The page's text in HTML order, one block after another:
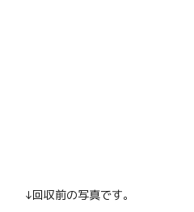
↓回収前の写真です。